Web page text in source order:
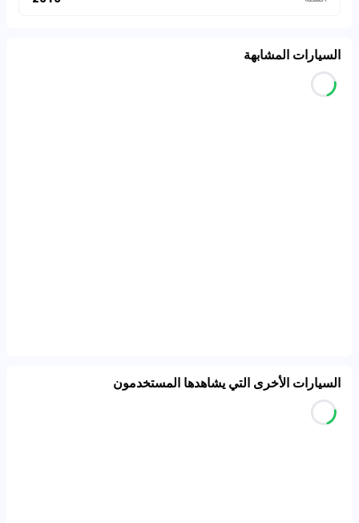
السيارات المشابهة
السيارات الأخرى التي يشاهدها المستخدمون